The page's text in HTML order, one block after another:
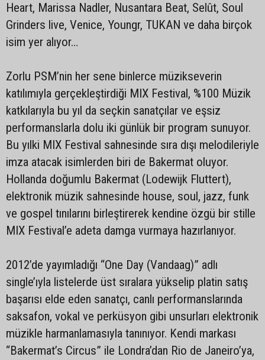
Heart, Marissa Nadler, Nusantara Beat, Selût, Soul
Grinders live, Venice, Youngr, TUKAN ve daha birçok
isim yer alıyor…
Zorlu PSM’nin her sene binlerce müzikseverin
katılımıyla gerçekleştirdiği MIX Festival, %100 Müzik
katkılarıyla bu yıl da seçkin sanatçılar ve eşsiz
performanslarla dolu iki günlük bir program sunuyor.
Bu yılki MIX Festival sahnesinde sıra dışı melodileriyle
imza atacak isimlerden biri de Bakermat oluyor.
Hollanda doğumlu Bakermat (Lodewijk Fluttert),
elektronik müzik sahnesinde house, soul, jazz, funk
ve gospel tınılarını birleştirerek kendine özgü bir stille
MIX Festival’e adeta damga vurmaya hazırlanıyor.
2012’de yayımladığı “One Day (Vandaag)” adlı
single’ıyla listelerde üst sıralara yükselip platin satış
başarısı elde eden sanatçı, canlı performanslarında
saksafon, vokal ve perküsyon gibi unsurları elektronik
müzikle harmanlamasıyla tanınıyor. Kendi markası
“Bakermat’s Circus” ile Londra’dan Rio de Janeiro’ya,